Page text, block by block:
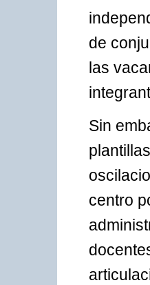
de
las
Sin
centro